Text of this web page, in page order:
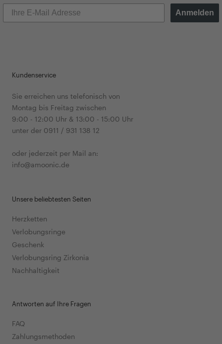
Anmelden
Kundenservice
Sie erreichen uns telefonisch von
Montag bis Freitag zwischen
9:00 - 12:00 Uhr & 13:00 - 15:00 Uhr
unter der 0911 / 931 138 12
oder jederzeit per Mail an:
info@amoonic.de
Unsere beliebtesten Seiten
Herzketten
Verlobungsringe
Geschenk
Verlobungsring Zirkonia
Nachhaltigkeit
Antworten auf Ihre Fragen
FAQ
Zahlungsmethoden